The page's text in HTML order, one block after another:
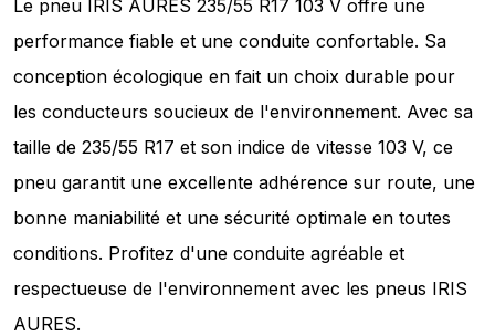
Le pneu IRIS AURES 235/55 R17 103 V offre une
performance fiable et une conduite confortable. Sa
conception écologique en fait un choix durable pour
les conducteurs soucieux de l'environnement. Avec sa
taille de 235/55 R17 et son indice de vitesse 103 V, ce
pneu garantit une excellente adhérence sur route, une
bonne maniabilité et une sécurité optimale en toutes
conditions. Profitez d'une conduite agréable et
respectueuse de l'environnement avec les pneus IRIS
AURES.